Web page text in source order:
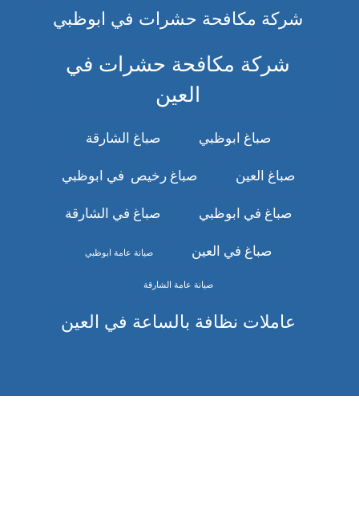
شركة مكافحة حشرات في ابوظبي
شركة مكافحة حشرات في
العين
صباغ ابوظبي صباغ الشارقة
صباغ العين صباغ رخيص في ابوظبي
صباغ في ابوظبي صباغ في الشارقة
صباغ في العين صيانة عامة ابوظبي
صيانة عامة الشارقة
عاملات نظافة بالساعة في العين